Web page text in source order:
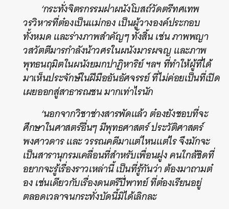
‘กระทั่งจิตรกรรมฝาผนังโบสถ์วัดตรีทศเทพ
วรวิหารที่ต๋องเป็นแม่กอง เป็นผู้วางองค์ประกอบ
ทั้งหมด และร่างภาพสำคัญๆ ทั้งสิ้น เช่น ภาพพญา
วสวัตตีมารกำลังน้าวศรในผนังมารผจญ และภาพ
พุทธนฤมิตในผนังยมกปาฏิหาริย์ ฯลฯ ที่ทำให้ผู้ที่ได้
มาเห็นประจักษ์ในฝีมืออันอัศจรรย์ ที่ไม่ค่อยเป็นที่เปิด
เผยออกสู่สาธารณชน มากเท่าไรนัก
‘นอกจากวิชาช่างสารพัดแล้ว ต๋องยังชอบที่จะ
ศึกษาในศาสตร์อื่นๆ มีพุทธศาสตร์ ประวัติศาสตร์
พงศาวดาร และ วรรณคดีมาแต่ไหนแต่ไร จึงมักจะ
เป็นสารานุกรมเคลื่อนที่สำหรับเพื่อนฝูง คนใกล้ชิดที่
อยากจะรู้เรื่องราวเหล่านี้ เป็นที่รู้กันว่า ต้องมาถามต๋
อง เช่นเดียวกับเรื่องดนตรีปี่พาทย์ ที่ต๋องเรียนอยู่
ตลอดเวลาจนกระทั่งบัดนี้มิได้เลิกละ